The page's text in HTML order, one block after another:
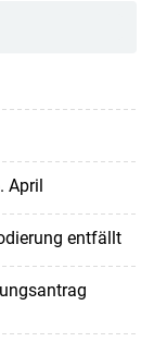
April
entfällt